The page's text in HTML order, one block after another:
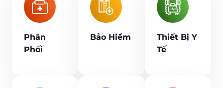
Phân
Phối
Bảo Hiểm
Thiết Bị Y
Tế